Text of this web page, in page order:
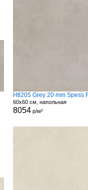
Htl205 Grey 20 mm Spess
60x60 см, напольная
8054 р/м²